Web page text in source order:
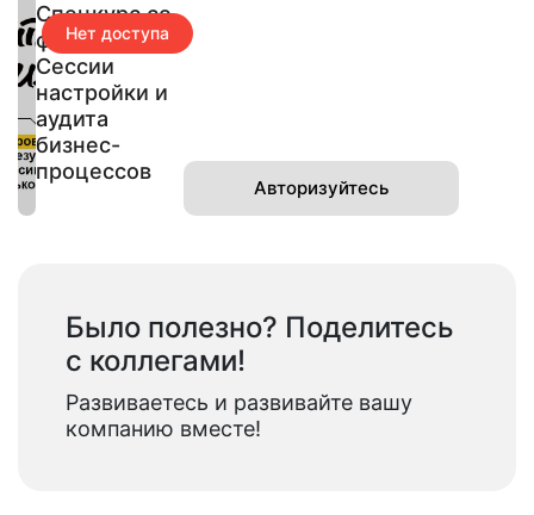
Спецкурс со
фасилитации:
Сессии
настройки и
аудита
бизнес-
процессов
Нет доступа
Авторизуйтесь
Было полезно? Поделитесь
с коллегами!
Развиваетесь и развивайте вашу
компанию вместе!